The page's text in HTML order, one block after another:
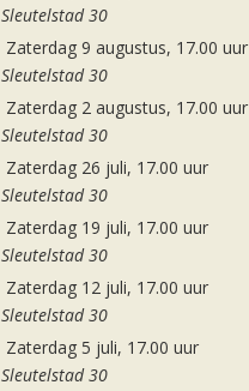
Sleutelstad 30
Zaterdag 9 augustus, 17.00 uur
Sleutelstad 30
Zaterdag 2 augustus, 17.00 uur
Sleutelstad 30
Zaterdag 26 juli, 17.00 uur
Sleutelstad 30
Zaterdag 19 juli, 17.00 uur
Sleutelstad 30
Zaterdag 12 juli, 17.00 uur
Sleutelstad 30
Zaterdag 5 juli, 17.00 uur
Sleutelstad 30